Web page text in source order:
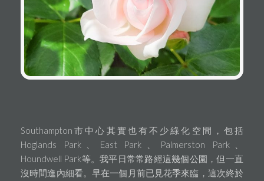
Southampton市中心其實也有不少綠化空間，包括
Hoglands Park、East Park、Palmerston Park、
Houndwell Park等。我平日常常路經這幾個公園，但一直
沒時間進內細看。早在一個月前已見花季來臨，這次終於